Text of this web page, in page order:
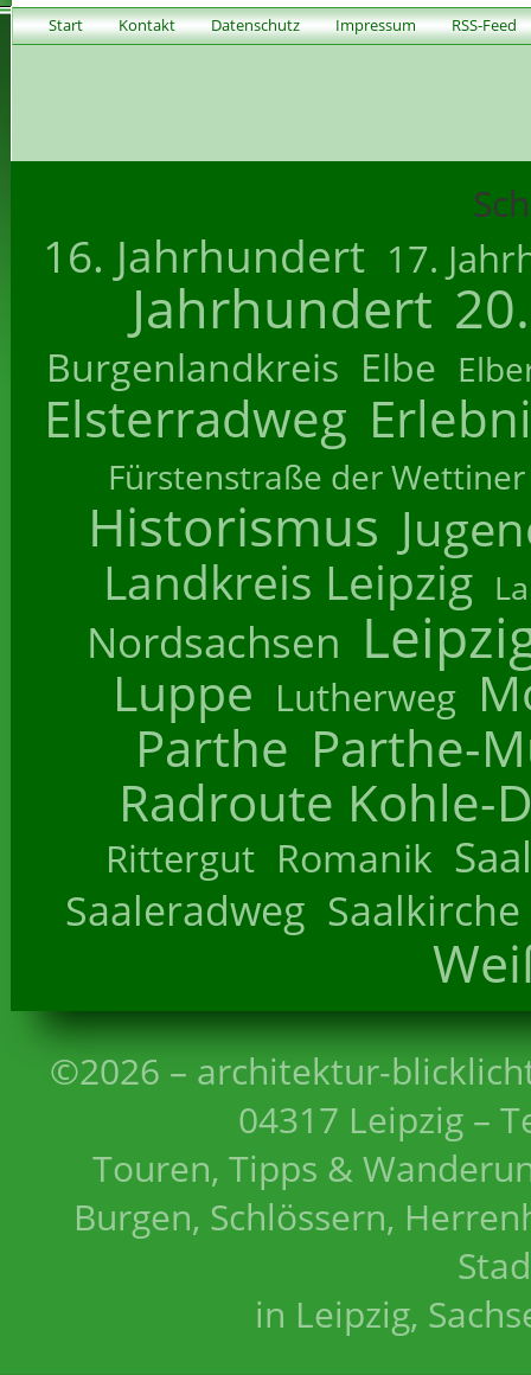
Start Kontakt Datenschutz Impressum RSS-Feed
16. Jahrhundert 17.
Jahrhundert
Burgenlandkreis Elbe
Elsterradweg
Fürstenstraße der Wettiner
Historismus
Landkreis Leipzig
Nordsachsen
Luppe Lutherweg
Parthe Parthe-
Radroute Kohle-
Rittergut Romanik
Saaleradweg Saalkirche
©2026 – architektur-
04317 Leipzig –
Touren, Tipps &
Burgen, Schlössern,
in Leipzig,